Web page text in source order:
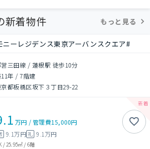
新着物件 もっと見る
ニーレジデンス東京アーバンスクエア#
三田線 / 蓮根駅 徒歩10分
年 /7階建
京都板橋区坂下３丁目29-22
万円 /管理費15,000円
9.1万円礼 9.1万円
/ 25.95㎡ / 6階